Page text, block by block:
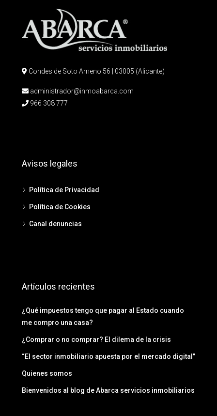
Condes de Soto Ameno 56 | 03005 (Alicante)
administrador@inmoabarca.com
966 308 777
Avisos legales
Política de Privacidad
Política de Cookies
Canal denuncias
Artículos recientes
¿Qué impuestos tengo que pagar al Estado cuando
me compro una casa?
¿Comprar o no comprar? El dilema de la crisis
“El sector inmobiliario apuesta por el mercado digital”
Quienes somos
Bienvenidos al blog de Abarca servicios inmobiliarios